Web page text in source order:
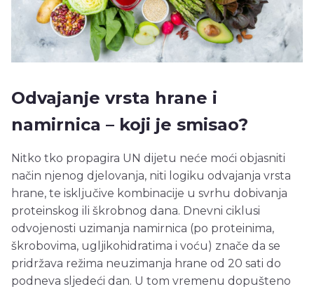
Odvajanje vrsta hrane i
namirnica – koji je smisao?
Nitko tko propagira UN dijetu neće moći objasniti
način njenog djelovanja, niti logiku odvajanja vrsta
hrane, te isključive kombinacije u svrhu dobivanja
proteinskog ili škrobnog dana. Dnevni ciklusi
odvojenosti uzimanja namirnica (po proteinima,
škrobovima, ugljikohidratima i voću) znače da se
pridržava režima neuzimanja hrane od 20 sati do
podneva sljedeći dan. U tom vremenu dopušteno